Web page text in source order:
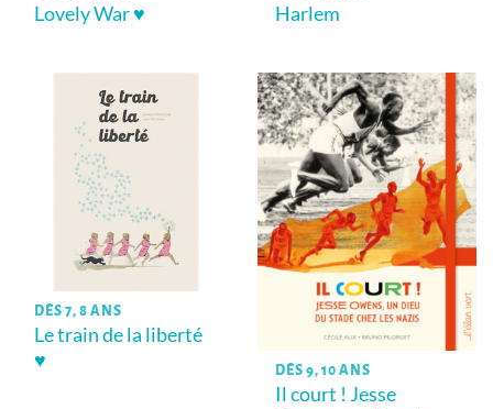
Lovely War ♥ Harlem
DÈS 7, 8 ANS
Le train de la liberté
♥
DÈS 9, 10 ANS
Il court ! Jesse